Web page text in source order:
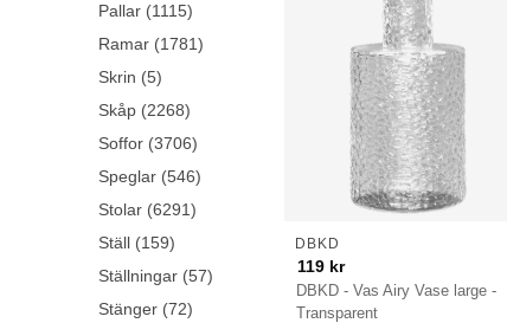
DBKD - Vas Airy Vase large -
Transparent
DBKD
119 kr
Pallar (1115)
Ramar (1781)
Skrin (5)
Skåp (2268)
Soffor (3706)
Speglar (546)
Stolar (6291)
Ställ (159)
Ställningar (57)
Stänger (72)